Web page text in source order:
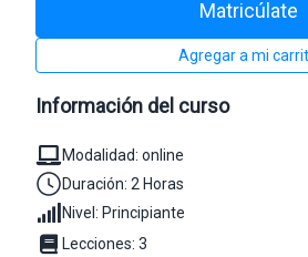
Matricúlate
Agregar a mi
Información del curso
Modalidad: online
Duración: 2 Horas
Nivel: Principiante
Lecciones: 3